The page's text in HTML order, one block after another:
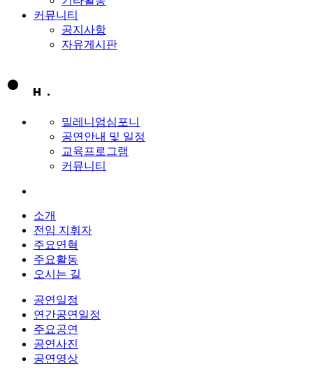
커뮤니티
공지사항
자유게시판
밀레니엄심포니
공연안내 및 일정
교육프로그램
커뮤니티
소개
전임 지휘자
주요연혁
주요활동
오시는 길
공연일정
연간공연일정
주요공연
공연사진
공연영상